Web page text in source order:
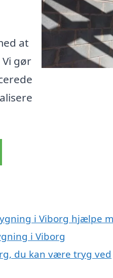
at
gør
i Viborg hjælpe
i Viborg
du kan være tryg ved